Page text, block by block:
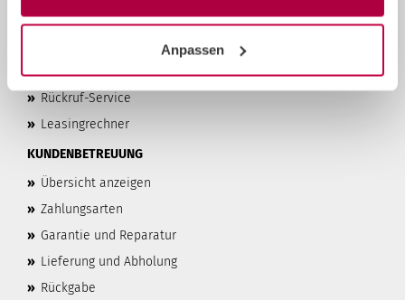
Anpassen
»Kontakt & Über uns
Versand- & Zahlungsbedingungen
»Widerrufsrecht & Widerrufsformular
» Rückruf-Service
» Leasingrechner
KUNDENBETREUUNG
» Übersicht anzeigen
» Zahlungsarten
» Garantie und Reparatur
» Lieferung und Abholung
» Rückgabe